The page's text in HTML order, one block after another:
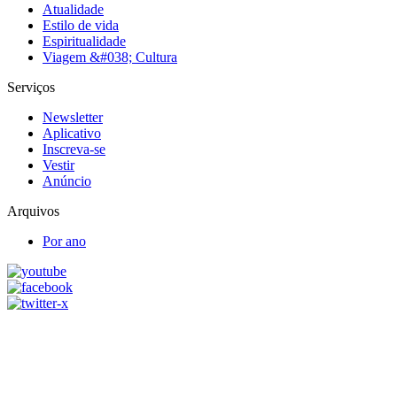
Atualidade
Estilo de vida
Espiritualidade
Viagem &#038; Cultura
Serviços
Newsletter
Aplicativo
Inscreva-se
Vestir
Anúncio
Arquivos
Por ano